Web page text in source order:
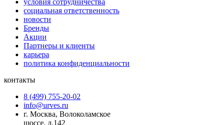
социальная ответственность
новости
Бренды
Акции
Партнеры и клиенты
карьера
политика конфиденциальности
контакты
8 (499) 755-20-02
info@urves.ru
г. Москва, Волоколамское
шоссе, д.142